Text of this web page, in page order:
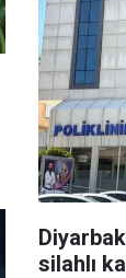
silahlı